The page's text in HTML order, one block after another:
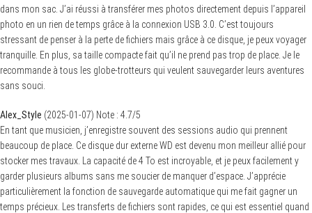
dans mon sac. J’ai réussi à transférer mes photos directement depuis l’appareil
photo en un rien de temps grâce à la connexion USB 3.0. C’est toujours
stressant de penser à la perte de fichiers mais grâce à ce disque, je peux voyager
tranquille. En plus, sa taille compacte fait qu’il ne prend pas trop de place. Je le
recommande à tous les globe-trotteurs qui veulent sauvegarder leurs aventures
sans souci.
Alex_Style (2025-01-07) Note : 4.7/5
En tant que musicien, j’enregistre souvent des sessions audio qui prennent
beaucoup de place. Ce disque dur externe WD est devenu mon meilleur allié pour
stocker mes travaux. La capacité de 4 To est incroyable, et je peux facilement y
garder plusieurs albums sans me soucier de manquer d’espace. J’apprécie
particulièrement la fonction de sauvegarde automatique qui me fait gagner un
temps précieux. Les transferts de fichiers sont rapides, ce qui est essentiel quand